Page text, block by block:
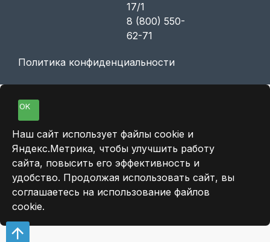
17/1
8 (800) 550-
62-71
Политика конфиденциальности
OK
Наш сайт использует файлы cookie и
Яндекс.Метрика, чтобы улучшить работу
сайта, повысить его эффективность и
удобство. Продолжая использовать сайт, вы
соглашаетесь на использование файлов
cookie.